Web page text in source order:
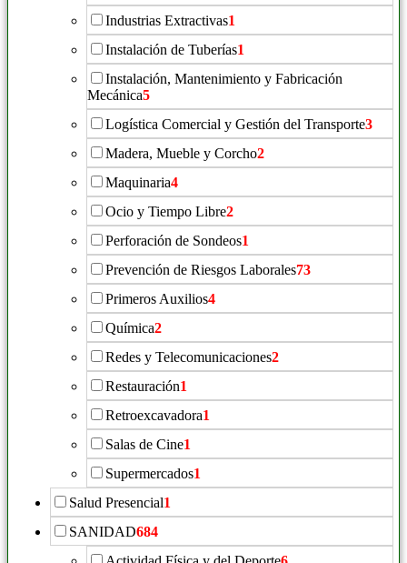
Industrias Extractivas1
Instalación de Tuberías1
Instalación, Mantenimiento y Fabricación
Mecánica5
Logística Comercial y Gestión del Transporte3
Madera, Mueble y Corcho2
Maquinaria4
Ocio y Tiempo Libre2
Perforación de Sondeos1
Prevención de Riesgos Laborales73
Primeros Auxilios4
Química2
Redes y Telecomunicaciones2
Restauración1
Retroexcavadora1
Salas de Cine1
Supermercados1
Salud Presencial1
SANIDAD684